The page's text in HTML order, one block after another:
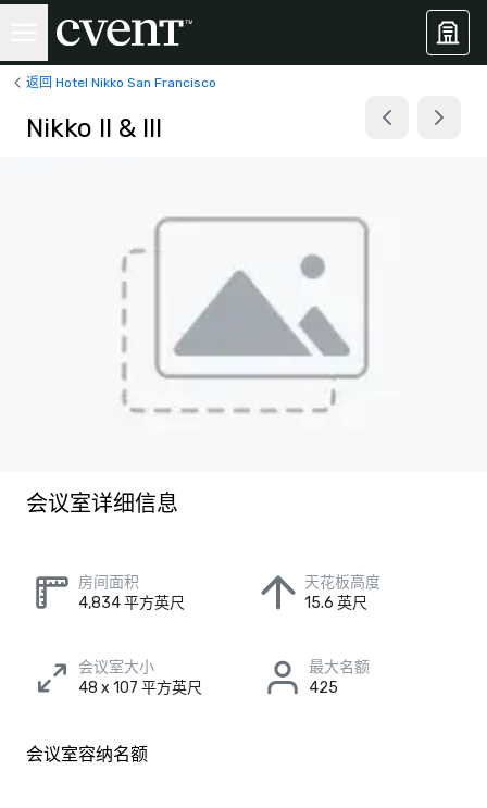
返回 Hotel Nikko San Francisco
Nikko II & III
会议室详细信息
房间面积
4,834 平方英尺
天花板高度
15.6 英尺
会议室大小
48 x 107 平方英尺
最大名额
425
会议室容纳名额